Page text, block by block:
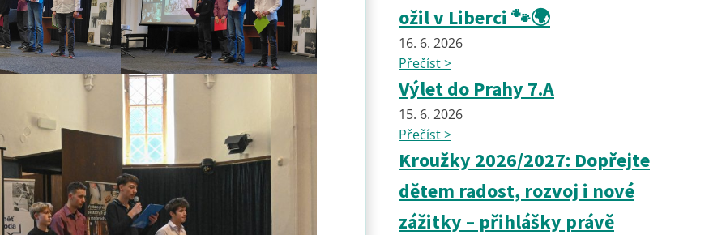
ožil v Liberci 🐾🌍
16. 6. 2026
Přečíst >
Výlet do Prahy 7.A
15. 6. 2026
Přečíst >
Kroužky 2026/2027: Dopřejte
dětem radost, rozvoj i nové
zážitky – přihlášky právě